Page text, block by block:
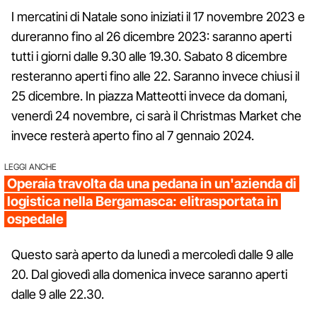
I mercatini di Natale sono iniziati il 17 novembre 2023 e
dureranno fino al 26 dicembre 2023: saranno aperti
tutti i giorni dalle 9.30 alle 19.30. Sabato 8 dicembre
resteranno aperti fino alle 22. Saranno invece chiusi il
25 dicembre. In piazza Matteotti invece da domani,
venerdì 24 novembre, ci sarà il Christmas Market che
invece resterà aperto fino al 7 gennaio 2024.
LEGGI ANCHE
Operaia travolta da una pedana in un'azienda di
logistica nella Bergamasca: elitrasportata in
ospedale
Questo sarà aperto da lunedì a mercoledì dalle 9 alle
20. Dal giovedì alla domenica invece saranno aperti
dalle 9 alle 22.30.